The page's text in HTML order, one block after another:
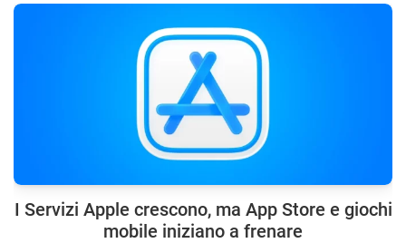
I Servizi Apple crescono, ma App Store e giochi
mobile iniziano a frenare